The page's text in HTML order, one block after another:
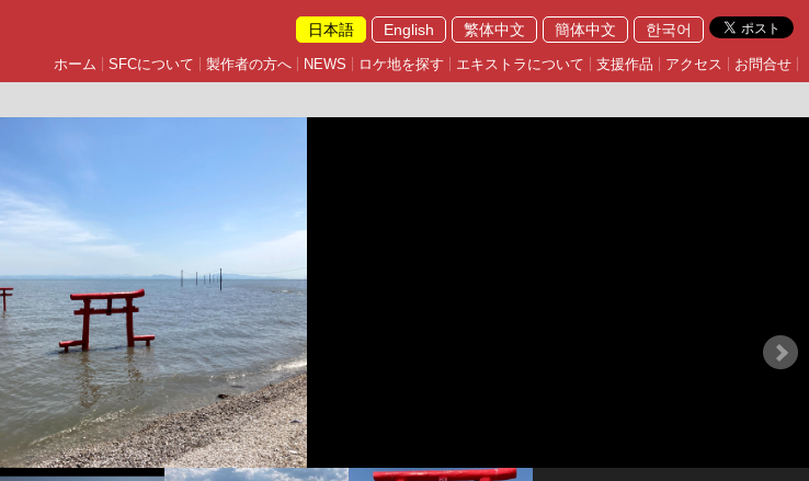
日本語 English 繁体中文 簡体中文 한국어
ホーム SFCについて 製作者の方へ NEWS ロケ地を探す エキストラについて 支援作品 アクセス お問合せ